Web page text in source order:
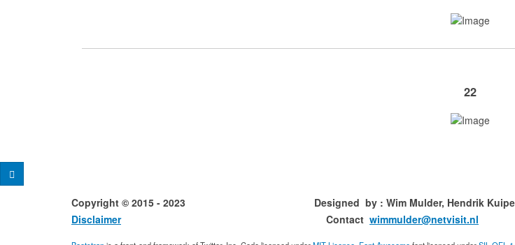
22
Copyright © 2015 - 2023 Designed by : Wim Mulder,
Disclaimer
Contact wimmulder@netvisit.nl